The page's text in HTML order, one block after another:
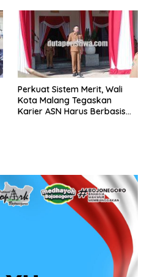
Perkuat Sistem Merit, Wali
Kota Malang Tegaskan
Karier ASN Harus Berbasis